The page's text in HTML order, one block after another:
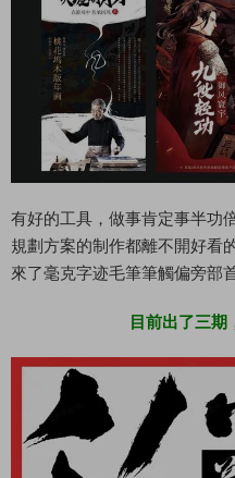
有好的工具，做事肯定事半功
規劃方案的制作都離不開好看
來了毫克字迹毛筆筆觸偏旁部
目前出了三期